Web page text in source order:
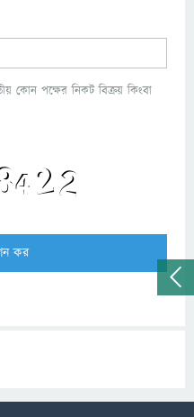
কোন পক্ষের নিকট বিক্রয় কিংবা